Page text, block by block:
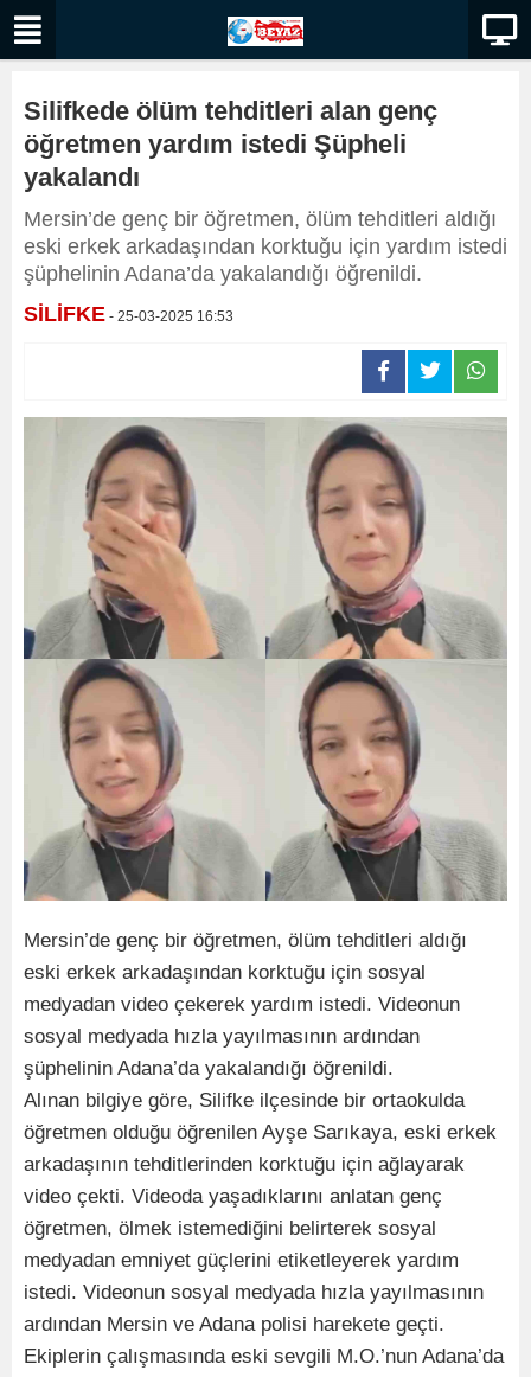
Silifkede ölüm tehditleri alan genç
öğretmen yardım istedi Şüpheli
yakalandı
Mersin’de genç bir öğretmen, ölüm tehditleri aldığı
eski erkek arkadaşından korktuğu için yardım istedi
şüphelinin Adana’da yakalandığı öğrenildi.
SİLİFKE - 25-03-2025 16:53
Mersin’de genç bir öğretmen, ölüm tehditleri aldığı
eski erkek arkadaşından korktuğu için sosyal
medyadan video çekerek yardım istedi. Videonun
sosyal medyada hızla yayılmasının ardından
şüphelinin Adana’da yakalandığı öğrenildi.
Alınan bilgiye göre, Silifke ilçesinde bir ortaokulda
öğretmen olduğu öğrenilen Ayşe Sarıkaya, eski erkek
arkadaşının tehditlerinden korktuğu için ağlayarak
video çekti. Videoda yaşadıklarını anlatan genç
öğretmen, ölmek istemediğini belirterek sosyal
medyadan emniyet güçlerini etiketleyerek yardım
istedi. Videonun sosyal medyada hızla yayılmasının
ardından Mersin ve Adana polisi harekete geçti.
Ekiplerin çalışmasında eski sevgili M.O.’nun Adana’da